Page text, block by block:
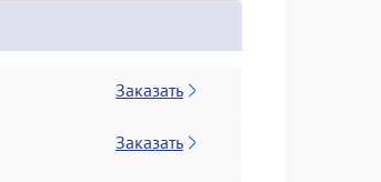
Заказать
Заказать